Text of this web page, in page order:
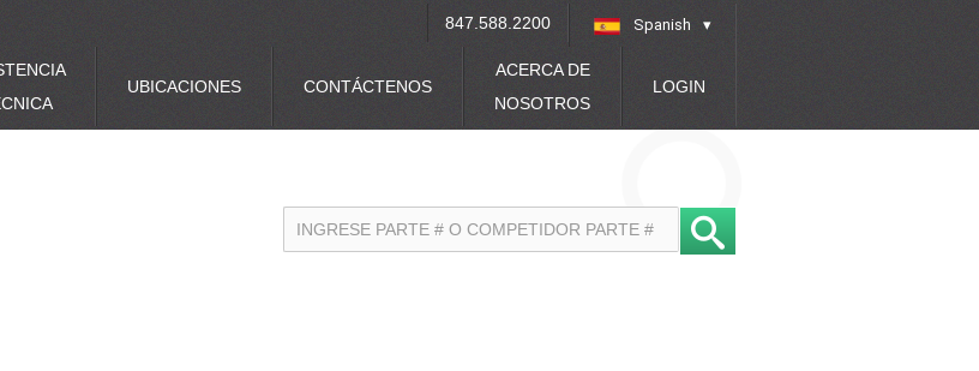
Spanish
847.588.2200
UBICACIONES CONTÁCTENOS
ACERCA DE
NOSOTROS
LOGIN